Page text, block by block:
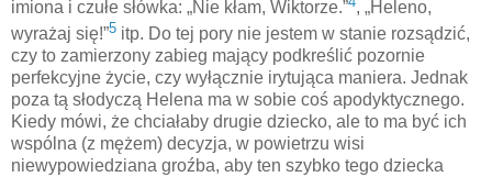
imiona i czułe słówka: „Nie kłam, Wiktorze.” , „Heleno,
wyrażaj się!”5 itp. Do tej pory nie jestem w stanie rozsądzić,
czy to zamierzony zabieg mający podkreślić pozornie
perfekcyjne życie, czy wyłącznie irytująca maniera. Jednak
poza tą słodyczą Helena ma w sobie coś apodyktycznego.
Kiedy mówi, że chciałaby drugie dziecko, ale to ma być ich
wspólna (z mężem) decyzja, w powietrzu wisi
niewypowiedziana groźba, aby ten szybko tego dziecka